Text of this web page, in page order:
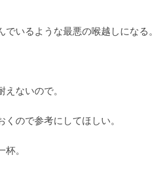
いるような最悪の喉越しになる。
ないので。
ので参考にしてほしい。
。